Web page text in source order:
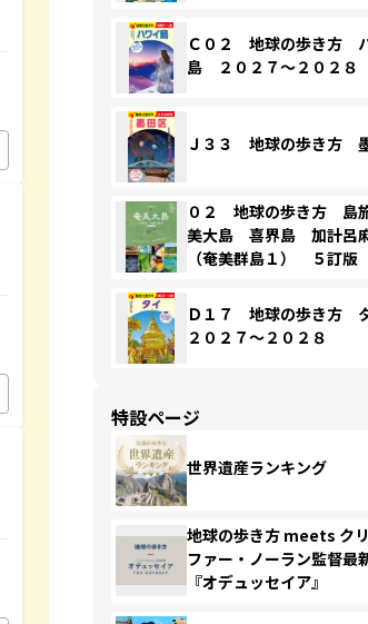
Ｃ０２ 地球の歩き方
島 ２０２７～２０２８
Ｊ３３ 地球の歩き方
０２ 地球の歩き方 島
美大島 喜界島 加計呂
（奄美群島１） ５訂版
Ｄ１７ 地球の歩き方
２０２７～２０２８
特設ページ
世界遺産ランキング
地球の歩き方 meets ク
ファー・ノーラン監督最
『オデュッセイア』